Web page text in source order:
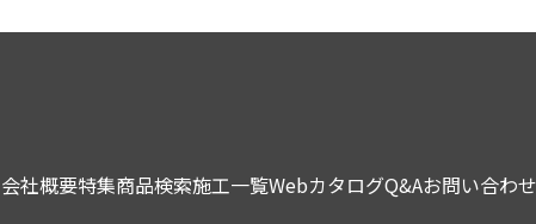
会社概要特集商品検索施工一覧WebカタログQ&Aお問い合わせ